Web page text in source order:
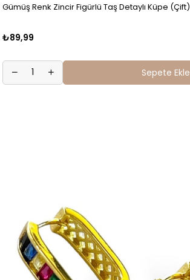
Gümüş Renk Zincir Figürlü Taş Detaylı Küpe (Çift)
₺89,99
Sepete Ekle